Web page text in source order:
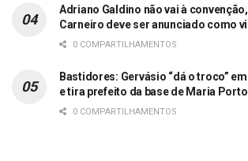
Adriano Galdino não vai à
Carneiro deve ser anunciado como
0 COMPARTILHAMENTOS
Bastidores: Gervásio “dá o troco”
e tira prefeito da base de Maria Porto
0 COMPARTILHAMENTOS